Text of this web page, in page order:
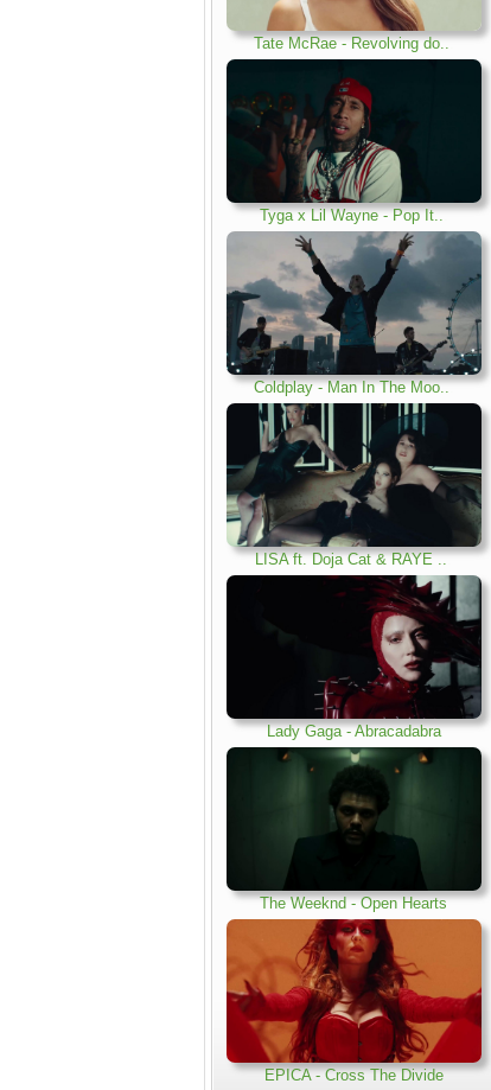
Tate McRae - Revolving do...
Tyga x Lil Wayne - Pop It...
Coldplay - Man In The Moo...
LISA ft. Doja Cat & RAYE ...
Lady Gaga - Abracadabra
The Weeknd - Open Hearts
EPICA - Cross The Divide